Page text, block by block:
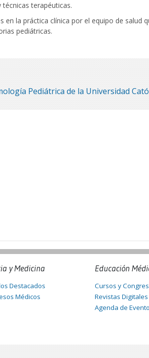
terapéuticas.
en la práctica clínica por el equipo de salud
pediátricas.
Pediátrica de la Universidad
y Medicina
Destacados
Médicos
Educación
Cursos y
Revistas Digitales
Agenda de